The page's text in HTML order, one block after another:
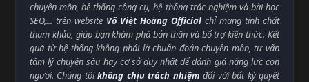
chuyên môn, hệ thống công cụ, hệ thống trắc nghiệm và bài học
SEO,... trên website Võ Việt Hoàng Official chỉ mang tính chất
tham khảo, giúp bạn khám phá bản thân và bổ trợ kiến thức. Kết
quả từ hệ thống không phải là chuẩn đoán chuyên môn, tư vấn
tâm lý chuyên sâu hay cơ sở duy nhất để đánh giá năng lực con
người. Chúng tôikhông chịu trách nhiệm đối với bất kỳ quyết